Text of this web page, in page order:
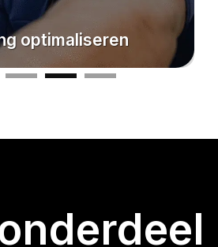
zichtbaar maken